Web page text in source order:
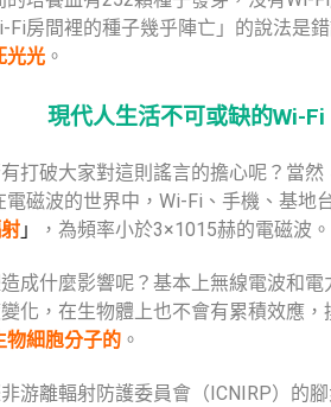
房間裡的種子幾乎陣亡」的說法是錯
光光 。
現代人生活不可或缺的Wi-Fi
打破大家對這則謠言的擔心呢？當
磁波的世界中，Wi-Fi、手機、基地
」 ，為頻率小於3×1015赫的電磁波。
成什麼影響呢？基本上無線電波和
化，在生物體上也不會有累積效應，
物細胞分子的 。
游離輻射防護委員會（ICNIRP）的